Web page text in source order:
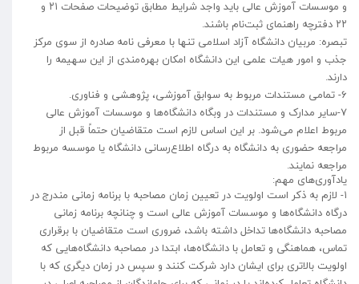
و موسسات آموزش عالی باید واجد شرایط مطابق توضیحات صفحات ۲۱ و
۲۲ دفترچه راهنمای ثبت‌نام باشند.
تبصره: مربیان دانشگاه آزاد اسلامی تنها با معرفی نامه صادره از سوی مرکز
جذب و امور هیات علمی این دانشگاه امکان بهره‌مندی از این سهیمه را
دارند.
۶- تمامی مستندات مربوط به سوابق آموزشی، پژوهشی و فناوری.
۷-سایر مدارک و مستندات در وبگاه دانشگاه‌ها و موسسات آموزش عالی
مربوط اعلام می‌شود. بر این اساس لازم است متقاضیان حتماً قبل از
مراجعه حضوری به دانشگاه به درگاه اطلاع‌رسانی دانشگاه یا موسسه مربوط
مراجعه نمایند.
یادآوری‌های مهم:
۱- لازم به ذکر است اولویت در تعیین زمان مصاحبه با برنامه ‌زمانی مندرج در
درگاه دانشگاه‌ها و موسسات آموزش عالی است و چنانچه برنامه ‌زمانی
مصاحبه دانشگاه‌ها تداخل داشته باشد، ضروری است متقاضیان با برقراری
تماس، هماهنگی و تعامل با دانشگاه‌ها، ابتدا در مصاحبه دانشگاه‌هایی که
اولویت بالاتری برای ایشان دارد شرکت کنند و سپس در زمان دیگری که با